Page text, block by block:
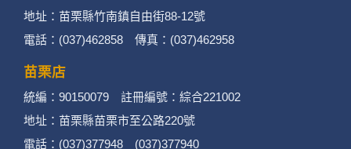
地址：苗栗縣竹南鎮自由街88-12號
電話：(037)462858 傳真：(037)462958
苗栗店
統編：90150079 註冊編號：綜合221002
地址：苗栗縣苗栗市至公路220號
電話：(037)377948 (037)377940